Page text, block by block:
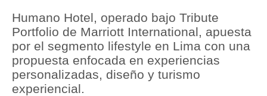
Finanzas Personales
Inmobiliarias
Plus G
Humano Hotel, operado bajo Tribute
Portfolio de Marriott International, apuesta
por el segmento lifestyle en Lima con una
propuesta enfocada en experiencias
personalizadas, diseño y turismo
experiencial.